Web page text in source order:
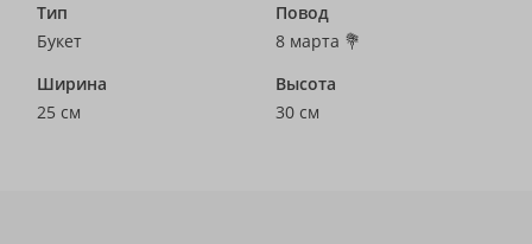
Тип
Букет
Повод
8 марта 💐
Ширина
25 см
Высота
30 см